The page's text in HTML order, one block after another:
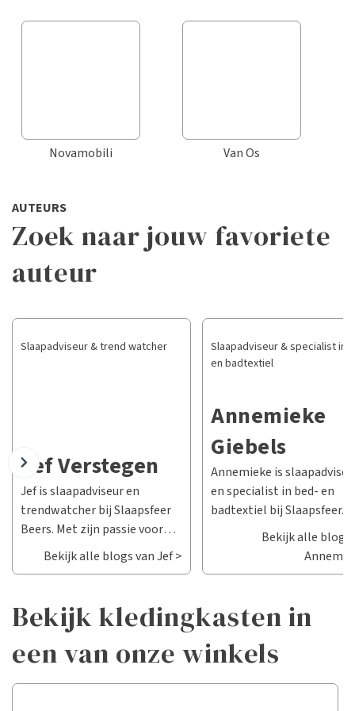
Novamobili Van Os
AUTEURS
Zoek naar jouw favoriete
auteur
Slaapadviseur & trend watcher
Jef Verstegen
Jef is slaapadviseur en
trendwatcher bij Slaapsfeer
Beers. Met zijn passie voor
slaap en zijn diepgaande
kennis van de nieuwste
helpt hij je de ideale
slaapoplossing te vinden die
persoonlijke behoeften. Als
trendwatcher is Jef altijd op
Bekijk alle blogs van Jef >
Slaapadviseur & specialist in
en badtextiel
Annemieke
Giebels
Annemieke is
en specialist in bed- en
badtextiel bij Slaapsfeer.
passie is het creëren van
perfecte sfeer in jouw
samenkomen. Of je nu op
zoek bent naar het
dekbedovertrek voor de
finishing touch, of advies
nodig hebt over
Bekijk alle blogs
bekijk kledingkasten in
een van onze winkels